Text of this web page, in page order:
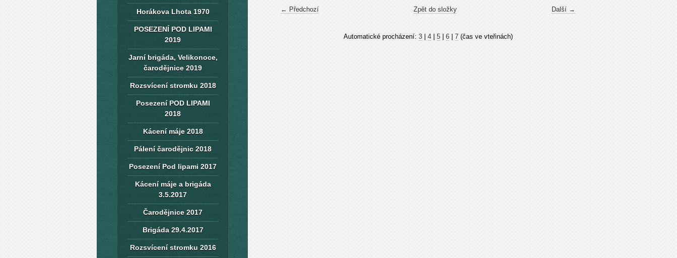
← Předchozí Další →
Zpět do složky
Automatické procházení: 3| 4| 5| 6| 7(čas ve vteřinách)
Horákova Lhota 1970
POSEZENÍ POD LIPAMI
2019
Jarní brigáda, Velikonoce,
čarodějnice 2019
Rozsvícení stromku 2018
Posezení POD LIPAMI
2018
Kácení máje 2018
Pálení čarodějnic 2018
Posezení Pod lipami 2017
Kácení máje a brigáda
3.5.2017
Čarodějnice 2017
Brigáda 29.4.2017
Rozsvícení stromku 2016